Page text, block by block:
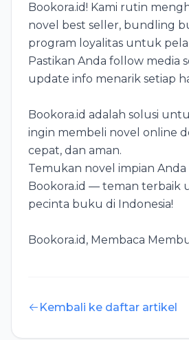
Bookora.id! Kami rutin
novel best seller, bundling
program loyalitas untuk
Pastikan Anda follow media
update info menarik setiap
Bookora.id adalah solusi
ingin membeli novel online
cepat, dan aman.
Temukan novel impian Anda
Bookora.id — teman terbaik
pecinta buku di Indonesia!
Bookora.id, Membaca
Kembali ke daftar artikel